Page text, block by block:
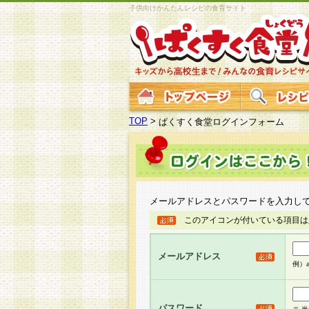
子供向けかんたんレシピの食育サイト
TOP >ぱくすく食堂ログインフォーム
メールアドレスとパスワードを入力し
このアイコンが付いている項目
メールアドレス
例）